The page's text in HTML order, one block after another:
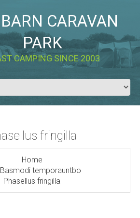
CARAVAN
PARK
CAMPING SINCE 2003
fringilla
Home
temporauntbo
Phasellus fringilla